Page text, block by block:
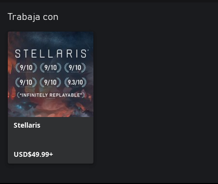
Trabaja con
Stellaris
USD$49.99+